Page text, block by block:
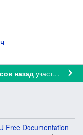
назадучастником
Free Documentation